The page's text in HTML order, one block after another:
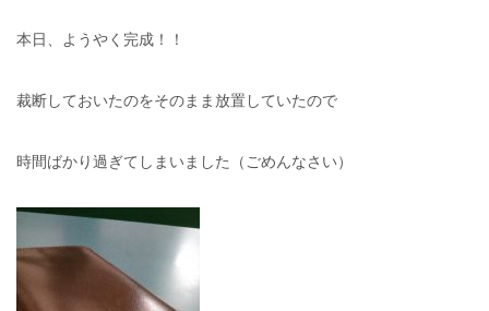
本日、ようやく完成！！
裁断しておいたのをそのまま放置していたので
時間ばかり過ぎてしまいました（ごめんなさい）